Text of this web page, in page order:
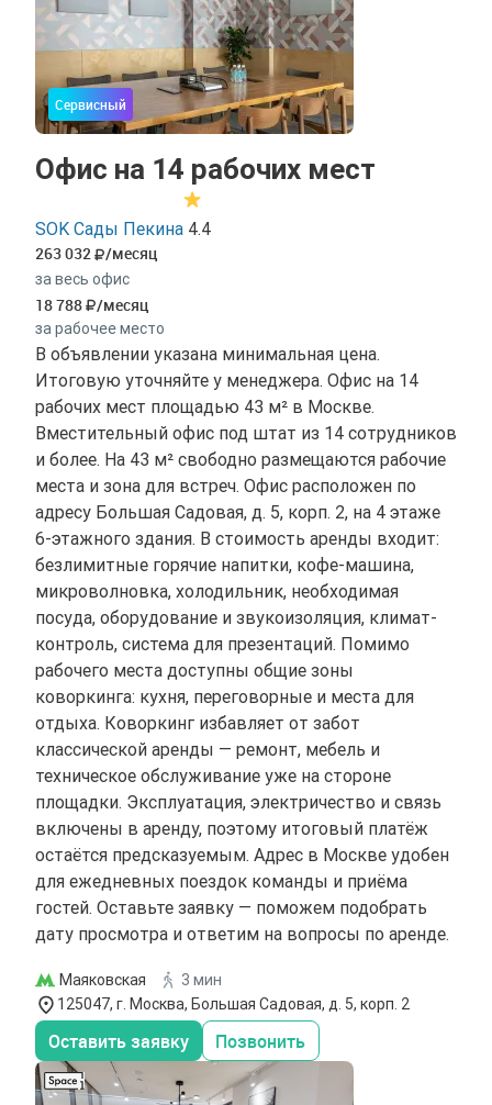
Сервисный
Офис на 14 рабочих мест
SOK Сады Пекина 4.4
263 032 /месяц
за весь офис
18 788 /месяц
за рабочее место
В объявлении указана минимальная цена.
Итоговую уточняйте у менеджера. Офис на 14
рабочих мест площадью 43 м² в Москве.
Вместительный офис под штат из 14 сотрудников
и более. На 43 м² свободно размещаются рабочие
места и зона для встреч. Офис расположен по
адресу Большая Садовая, д. 5, корп. 2, на 4 этаже
6-этажного здания. В стоимость аренды входит:
безлимитные горячие напитки, кофе-машина,
микроволновка, холодильник, необходимая
посуда, оборудование и звукоизоляция, климат-
контроль, система для презентаций. Помимо
рабочего места доступны общие зоны
коворкинга: кухня, переговорные и места для
отдыха. Коворкинг избавляет от забот
классической аренды — ремонт, мебель и
техническое обслуживание уже на стороне
площадки. Эксплуатация, электричество и связь
включены в аренду, поэтому итоговый платёж
остаётся предсказуемым. Адрес в Москве удобен
для ежедневных поездок команды и приёма
гостей. Оставьте заявку — поможем подобрать
дату просмотра и ответим на вопросы по аренде.
Маяковская
3 мин
125047, г. Москва, Большая Садовая, д. 5, корп. 2
Оставить заявку Позвонить